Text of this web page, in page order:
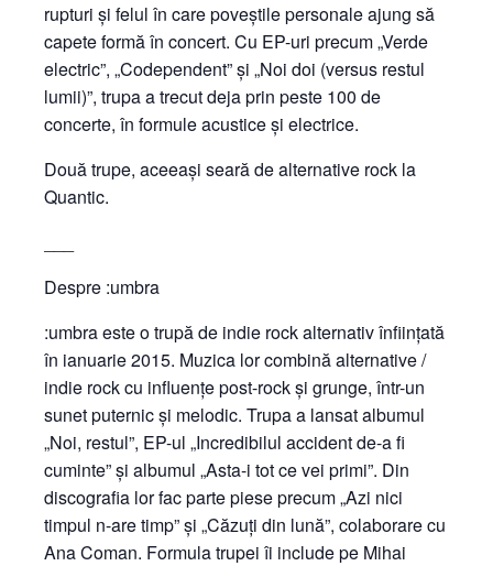
rupturi și felul în care poveștile personale ajung să
capete formă în concert. Cu EP-uri precum „Verde
electric”, „Codependent” și „Noi doi (versus restul
lumii)”, trupa a trecut deja prin peste 100 de
concerte, în formule acustice și electrice.
Două trupe, aceeași seară de alternative rock la
Quantic.
Despre :umbra
:umbra este o trupă de indie rock alternativ înființată
în ianuarie 2015. Muzica lor combină alternative /
indie rock cu influențe post-rock și grunge, într-un
sunet puternic și melodic. Trupa a lansat albumul
„Noi, restul”, EP-ul „Incredibilul accident de-a fi
cuminte” și albumul „Asta-i tot ce vei primi”. Din
discografia lor fac parte piese precum „Azi nici
timpul n-are timp” și „Căzuți din lună”, colaborare cu
Ana Coman. Formula trupei îi include pe Mihai